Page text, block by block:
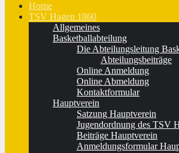
Home
TSV Hagen 1860
Allgemeines
Basketballabteilung
Die Abteilungsleitung
Abteilungsbeiträge
Online Anmeldung
Online Abmeldung
Kontaktformular
Hauptverein
Satzung Hauptverein
Jugendordnung des TSV
Beiträge Hauptverein
Anmeldungsformular